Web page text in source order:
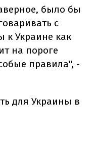
было бы
с
к Украине как
на пороге
правила", -
для Украины в